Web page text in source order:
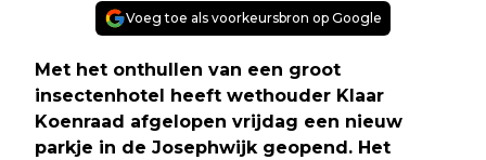
Voeg toe als voorkeursbron op Google
Met het onthullen van een groot
insectenhotel heeft wethouder Klaar
Koenraad afgelopen vrijdag een nieuw
parkje in de Josephwijk geopend. Het